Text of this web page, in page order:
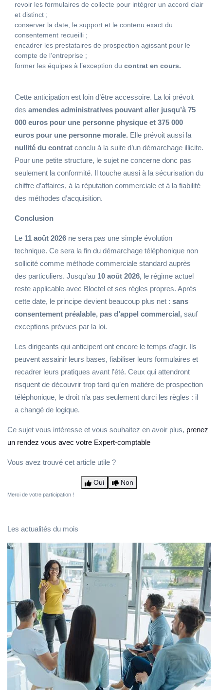
revoir les formulaires de collecte pour intégrer un accord clair
et distinct ;
conserver la date, le support et le contenu exact du
consentement recueilli ;
encadrer les prestataires de prospection agissant pour le
compte de l’entreprise ;
former les équipes à l’exception du contrat en cours.
Cette anticipation est loin d’être accessoire. La loi prévoit
des amendes administratives pouvant aller jusqu’à 75
000 euros pour une personne physique et 375 000
euros pour une personne morale. Elle prévoit aussi la
nullité du contrat conclu à la suite d’un démarchage illicite.
Pour une petite structure, le sujet ne concerne donc pas
seulement la conformité. Il touche aussi à la sécurisation du
chiffre d’affaires, à la réputation commerciale et à la fiabilité
des méthodes d’acquisition.
Conclusion
Le 11 août 2026 ne sera pas une simple évolution
technique. Ce sera la fin du démarchage téléphonique non
sollicité comme méthode commerciale standard auprès
des particuliers. Jusqu’au 10 août 2026, le régime actuel
reste applicable avec Bloctel et ses règles propres. Après
cette date, le principe devient beaucoup plus net : sans
consentement préalable, pas d’appel commercial, sauf
exceptions prévues par la loi.
Les dirigeants qui anticipent ont encore le temps d’agir. Ils
peuvent assainir leurs bases, fiabiliser leurs formulaires et
recadrer leurs pratiques avant l’été. Ceux qui attendront
risquent de découvrir trop tard qu’en matière de prospection
téléphonique, le droit n’a pas seulement durci les règles : il
a changé de logique.
Ce sujet vous intéresse et vous souhaitez en avoir plus, prenez
un rendez vous avec votre Expert-comptable
Vous avez trouvé cet article utile ?
Oui Non
Merci de votre participation !
Les actualités du mois